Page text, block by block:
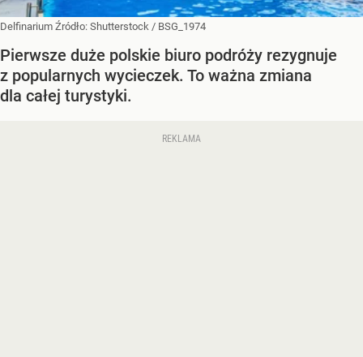
Delfinarium Źródło: Shutterstock / BSG_1974
Pierwsze duże polskie biuro podróży rezygnuje
z popularnych wycieczek. To ważna zmiana
dla całej turystyki.